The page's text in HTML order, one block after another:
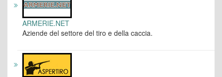
ARMERIE.NET
Aziende del settore del tiro e della caccia.